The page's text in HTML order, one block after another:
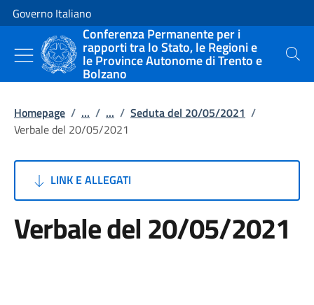
Vai al contenuto
Vai alla navigazione del sito
Governo Italiano
Conferenza Permanente per i
rapporti tra lo Stato, le Regioni e
le Province Autonome di Trento e
Bolzano
Cerca
Homepage / ... / ... / Seduta del 20/05/2021 /
Verbale del 20/05/2021
LINK E ALLEGATI
Verbale del 20/05/2021